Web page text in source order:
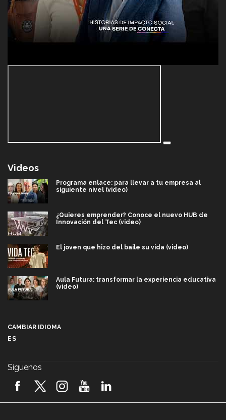
Videos
Programa enlace: para llevar a tu empresa al
siguiente nivel (video)
¿Quieres emprender? Conoce el nuevo HUB de
Innovación del Tec (video)
El joven que hizo del baile su vida (video)
Aula Futura: transformar la experiencia educativa
(video)
2026! (video)
CAMBIAR IDIOMA
ES
Síguenos